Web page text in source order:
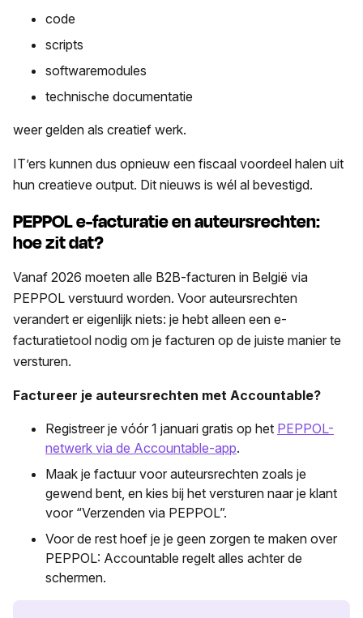
code
scripts
softwaremodules
technische documentatie
weer gelden als creatief werk.
IT’ers kunnen dus opnieuw een fiscaal voordeel halen uit
hun creatieve output. Dit nieuws is wél al bevestigd.
PEPPOL e-facturatie en auteursrechten:
hoe zit dat?
Vanaf 2026 moeten alle B2B-facturen in België via
PEPPOL verstuurd worden. Voor auteursrechten
verandert er eigenlijk niets: je hebt alleen een e-
facturatietool nodig om je facturen op de juiste manier te
versturen.
Factureer je auteursrechten met Accountable?
Registreer je vóór 1 januari gratis op het PEPPOL-
netwerk via de Accountable-app.
Maak je factuur voor auteursrechten zoals je
gewend bent, en kies bij het versturen naar je klant
voor “Verzenden via PEPPOL”.
Voor de rest hoef je je geen zorgen te maken over
PEPPOL: Accountable regelt alles achter de
schermen.